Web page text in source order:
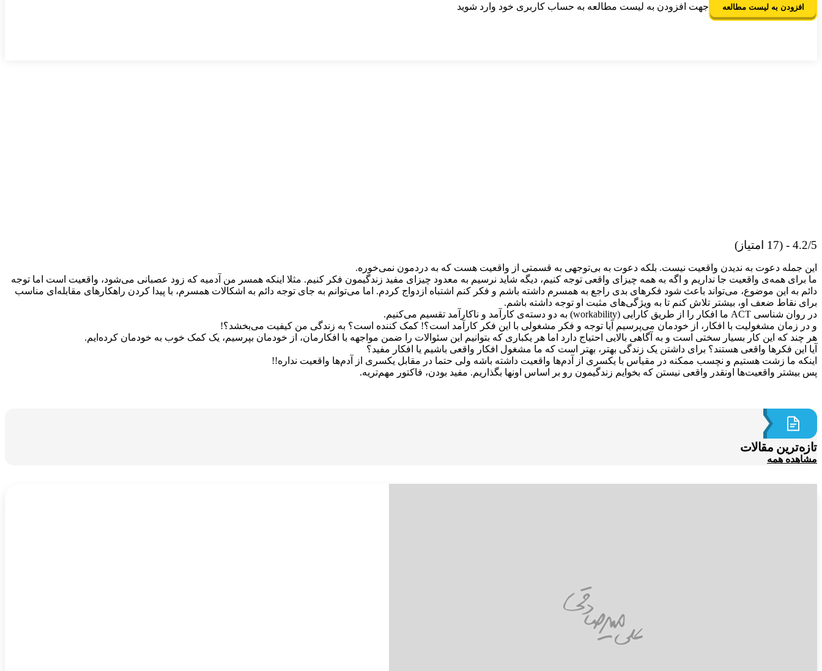
افزودن به لیست مطالعه جهت افزودن به لیست مطالعه به حساب کاربری خود وارد شوید
4.2/5 - (17 امتیاز)
این جمله دعوت به ندیدن واقعیت نیست. بلکه دعوت به بی‌توجهی به قسمتی از واقعیت هست که به دردمون نمی‌خوره.
ما برای همه‌ی واقعیت جا نداریم و اگه به همه چیزای واقعی توجه کنیم، دیگه شاید نرسیم به معدود چیزای مفید زندگیمون فکر کنیم. مثلا اینکه همسر من آدمیه که زود عصبانی می‌شود، واقعیت است اما توجه
دائم به این موضوع، می‌تواند باعث شود فکرهای بدی راجع به همسرم داشته باشم و فکر کنم اشتباه ازدواج کردم. اما می‌توانم به جای توجه دائم به اشکالات همسرم، با پیدا کردن راهکارهای مقابله‌ای مناسب
برای نقاط ضعف او، بیشتر تلاش کنم تا به ویژگی‌های مثبت او توجه داشته باشم.
در روان شناسی ACT ما افکار را از طریق کارایی (workability) به دو دسته‌ی کارآمد و ناکارآمد تقسیم می‌کنیم.
و در زمان مشغولیت با افکار، از خودمان می‌پرسیم آیا توجه و فکر مشغولی با این فکر کارآمد است؟! کمک کننده است؟ به زندگی من کیفیت می‌بخشد؟!
هر چند که این کار بسیار سختی است و به آگاهی بالایی احتیاج دارد اما هر یکباری که بتوانیم این سئوالات را ضمن مواجهه با افکارمان، از خودمان بپرسیم، یک کمک خوب به خودمان کرده‌ایم.
آیا این فکرها واقعی هستند؟ برای داشتن یک زندگی بهتر، بهتر است که ما مشغول افکار واقعی باشیم یا افکار مفید؟
اینکه ما زشت هستیم و نچسب ممکنه در مقیاس با یکسری از آدم‌ها واقعیت داشته باشه ولی حتما در مقابل یکسری از آدم‌ها واقعیت نداره!!‌‌
پس بیشتر واقعیت‌ها اونقدر واقعی نیستن که بخوایم زندگیمون رو بر اساس اونها بگذاریم. مفید بودن، فاکتور مهم‌تریه.
تازه‌ترین مقالات
مشاهده همه